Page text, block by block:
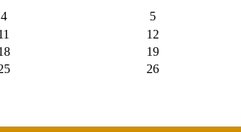
4 5
12
19
26